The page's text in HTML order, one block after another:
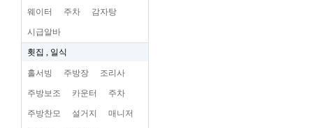
웨이터 주차 감자탕
시급알바
횟집 , 일식
홀서빙 주방장 조리사
주방보조 카운터 주차
주방찬모 설거지 매니저